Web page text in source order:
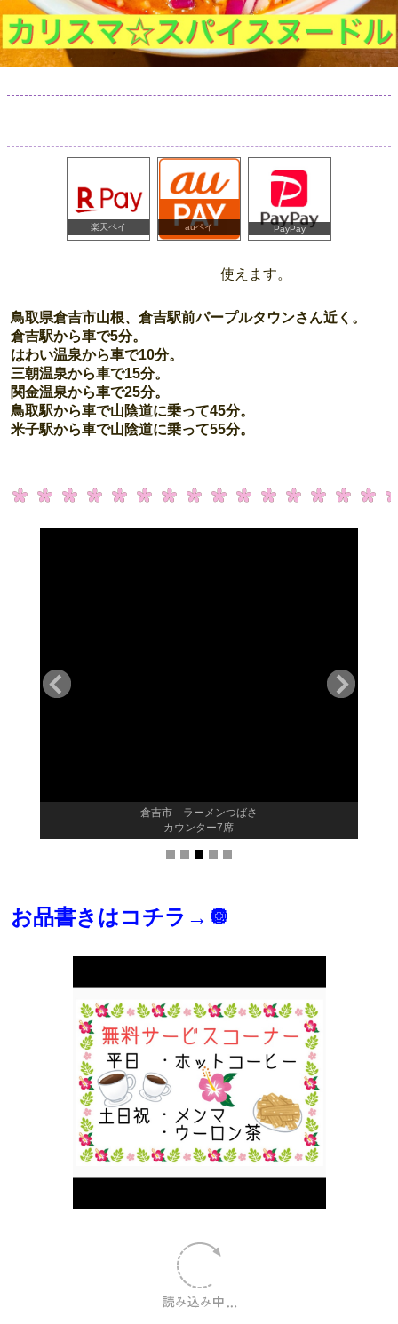
楽天ペイ auペイ PayPay
使えます。
鳥取県倉吉市山根、倉吉駅前パープルタウンさん近く。
倉吉駅から車で5分。
はわい温泉から車で10分。
三朝温泉から車で15分。
関金温泉から車で25分。
鳥取駅から車で山陰道に乗って45分。
米子駅から車で山陰道に乗って55分。
倉吉市 ラーメンつばさ
カウンター7席
お品書きはコチラ→🔘